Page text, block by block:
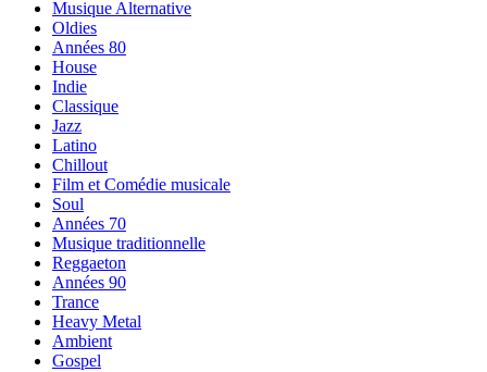
Musique Alternative
Oldies
Années 80
House
Indie
Classique
Jazz
Latino
Chillout
Film et Comédie musicale
Soul
Années 70
Musique traditionnelle
Reggaeton
Années 90
Trance
Heavy Metal
Ambient
Gospel